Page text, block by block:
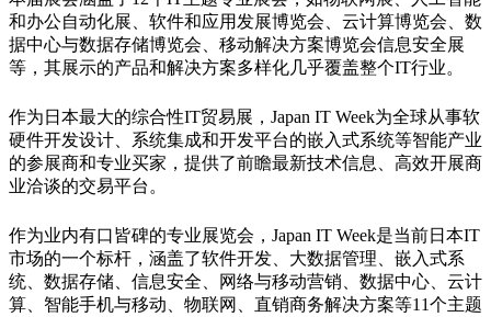
和办公自动化展、软件和应用发展博览会、云计算博览会、数
据中心与数据存储博览会、移动解决方案博览会信息安全展
等，其展示的产品和解决方案多样化几乎覆盖整个IT行业。
作为日本最大的综合性IT贸易展，Japan IT Week为全球从事软
硬件开发设计、系统集成和开发平台的嵌入式系统等智能产业
的参展商和专业买家，提供了前瞻最新技术信息、高效开展商
业洽谈的交易平台。
作为业内有口皆碑的专业展览会，Japan IT Week是当前日本IT
市场的一个标杆，涵盖了软件开发、大数据管理、嵌入式系
统、数据存储、信息安全、网络与移动营销、数据中心、云计
算、智能手机与移动、物联网、直销商务解决方案等11个主题